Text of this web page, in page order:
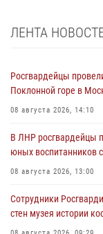
ЛЕНТА
Росгвардейцы
Поклонной горе в
08 августа 2026, 14:10
В ЛНР росгвардейцы
юных воспитанников
08 августа 2026, 13:00
Сотрудники
стен музея истории